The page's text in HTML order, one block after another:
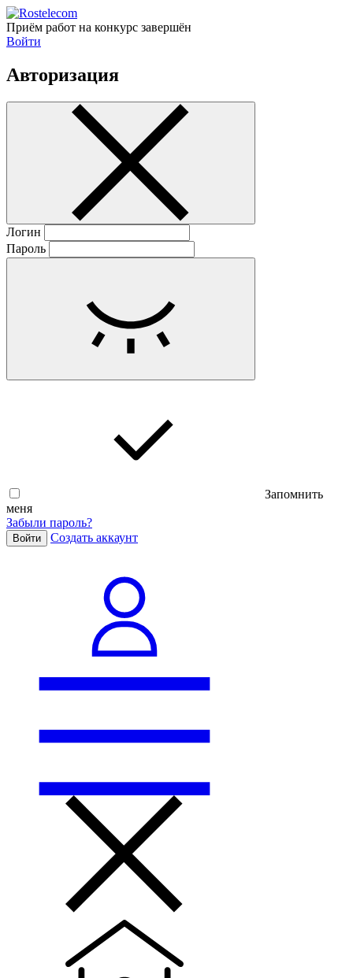
Приём работ на конкурс завершён
Войти
Авторизация
Логин
Пароль
Запомнить
меня
Забыли пароль?
Войти Cоздать аккаунт